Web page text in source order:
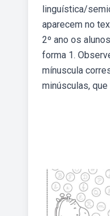
linguística/
aparecem no
2º ano os
forma 1.
mínuscula
minúsculas,